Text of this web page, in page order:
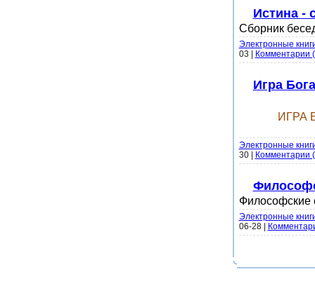
Истина -
Сборник
Электронные
03
Комментарии
Игра
ИГРА
Электронные
30
Комментарии
Философские
Электронные
06-28